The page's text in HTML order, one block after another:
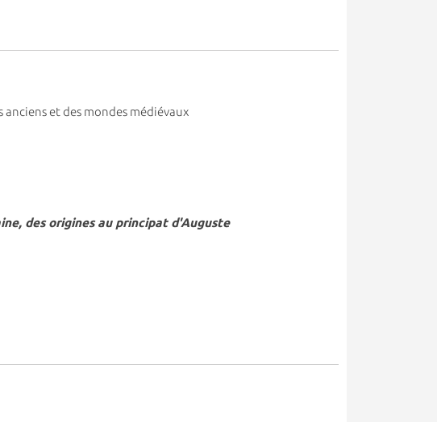
et des mondes médiévaux
des origines au principat d'Auguste